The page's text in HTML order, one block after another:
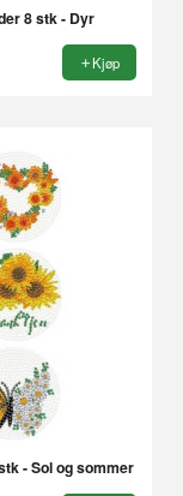
8 stk - Dyr
Kjøp
- Sol og sommer